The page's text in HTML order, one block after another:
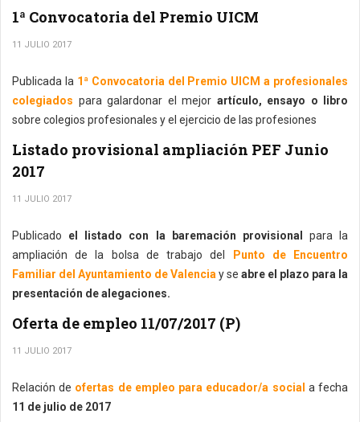
1ª Convocatoria del Premio UICM
11 JULIO 2017
Publicada la 1ª Convocatoria del Premio UICM a profesionales
colegiados para galardonar el mejor artículo, ensayo o libro
sobre colegios profesionales y el ejercicio de las profesiones
Listado provisional ampliación PEF Junio
2017
11 JULIO 2017
Publicado el listado con la baremación provisional para la
ampliación de la bolsa de trabajo del
Punto de Encuentro
Familiar del Ayuntamiento de Valencia y se abre el plazo para la
presentación de alegaciones.
Oferta de empleo 11/07/2017 (P)
11 JULIO 2017
Relación de ofertas de empleo para educador/a social a fecha
11 de julio de 2017